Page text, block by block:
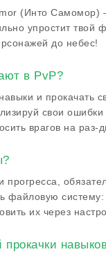
(Инто
упростит
до небес!
в PvP?
и прокачать
свои
врагов на раз-
файловую
их через